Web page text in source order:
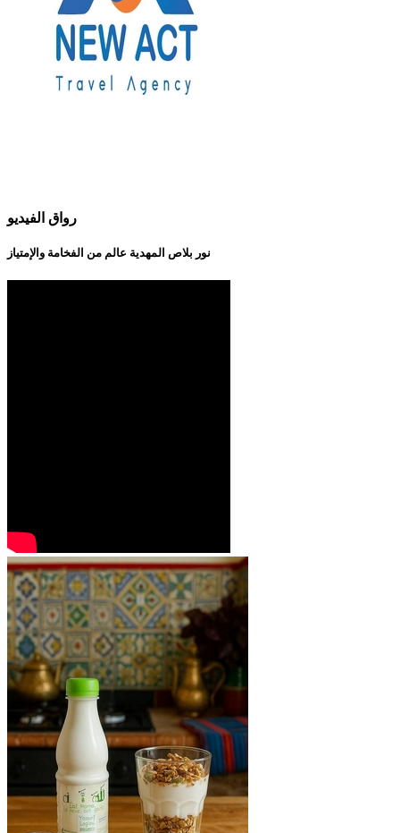
رواق الفيديو
نور بلاص المهدية عالم من الفخامة والإمتياز